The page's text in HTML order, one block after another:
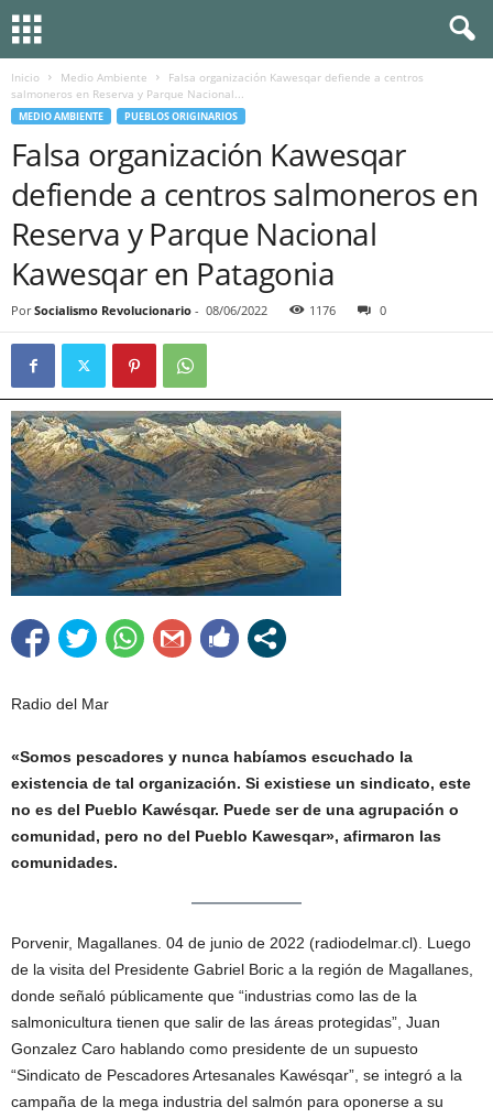
Inicio Medio Ambiente
Falsa organización Kawesqar defiende a centros
salmoneros en Reserva y Parque Nacional...
MEDIO AMBIENTE PUEBLOS ORIGINARIOS
Falsa organización Kawesqar
defiende a centros salmoneros en
Reserva y Parque Nacional
Kawesqar en Patagonia
Por Socialismo Revolucionario - 08/06/2022 1176 0
Radio del Mar
«Somos pescadores y nunca habíamos escuchado la
existencia de tal organización. Si existiese un sindicato, este
no es del Pueblo Kawésqar. Puede ser de una agrupación o
comunidad, pero no del Pueblo Kawesqar», afirmaron las
comunidades.
Porvenir, Magallanes. 04 de junio de 2022 (radiodelmar.cl). Luego
de la visita del Presidente Gabriel Boric a la región de Magallanes,
donde señaló públicamente que “industrias como las de la
salmonicultura tienen que salir de las áreas protegidas”, Juan
Gonzalez Caro hablando como presidente de un supuesto
“Sindicato de Pescadores Artesanales Kawésqar”, se integró a la
campaña de la mega industria del salmón para oponerse a su